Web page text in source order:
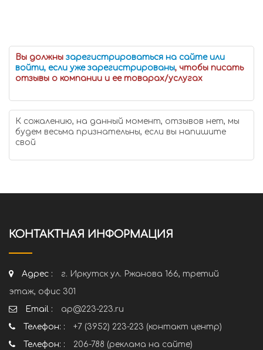
Вы должны зарегистрироваться на сайте или
войти, если уже зарегистрированы, чтобы писать
отзывы о компании и ее товарах/услугах
К сожалению, на данный момент, отзывов нет, мы
будем весьма признательны, если вы напишите
свой
КОНТАКТНАЯ ИНФОРМАЦИЯ
Адрес :
г. Иркутск ул. Ржанова 166, третий
этаж, офис 301
Email :
ap@223-223.ru
Телефон: :
+7 (3952) 223-223 (контакт центр)
Телефон: :
206-788 (реклама на сайте)